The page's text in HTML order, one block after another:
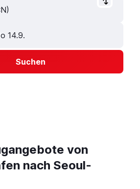
14.9.
Suchen
von
nach Seoul-